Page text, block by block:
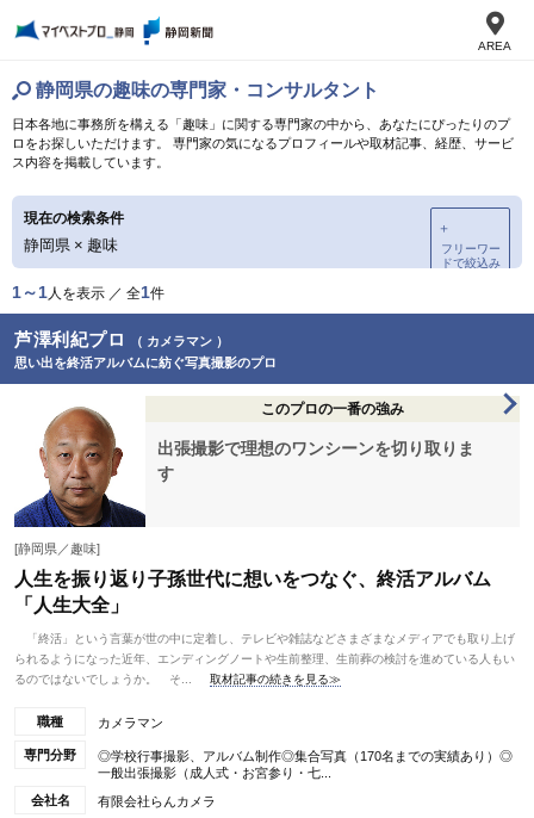
AREA
静岡県の趣味の専門家・コンサルタント
日本各地に事務所を構える「趣味」に関する専門家の中から、あなたにぴったりのプ
ロをお探しいただけます。 専門家の気になるプロフィールや取材記事、経歴、サービ
ス内容を掲載しています。
現在の検索条件
静岡県 × 趣味
＋
フリーワー
ドで絞込み
1～1人を表示 ／ 全1件
芦澤利紀プロ
（ カメラマン ）
思い出を終活アルバムに紡ぐ写真撮影のプロ
このプロの一番の強み
出張撮影で理想のワンシーンを切り取りま
す
[静岡県／趣味]
人生を振り返り子孫世代に想いをつなぐ、終活アルバム
「人生大全」
「終活」という言葉が世の中に定着し、テレビや雑誌などさまざまなメディアでも取り上げ
られるようになった近年、エンディングノートや生前整理、生前葬の検討を進めている人もい
るのではないでしょうか。 そ...
取材記事の続きを見る≫
職種 カメラマン
専門分野
◎学校行事撮影、アルバム制作◎集合写真（170名までの実績あり）◎
一般出張撮影（成人式・お宮参り・七...
会社名
有限会社らんカメラ